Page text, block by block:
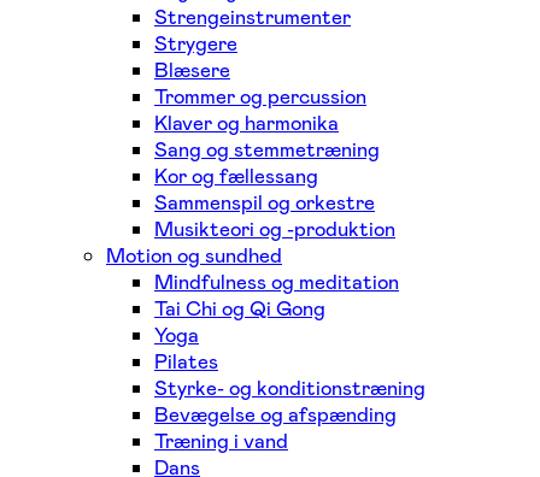
Strengeinstrumenter
Strygere
Blæsere
Trommer og percussion
Klaver og harmonika
Sang og stemmetræning
Kor og fællessang
Sammenspil og orkestre
Musikteori og -produktion
Motion og sundhed
Mindfulness og meditation
Tai Chi og Qi Gong
Yoga
Pilates
Styrke- og konditionstræning
Bevægelse og afspænding
Træning i vand
Dans